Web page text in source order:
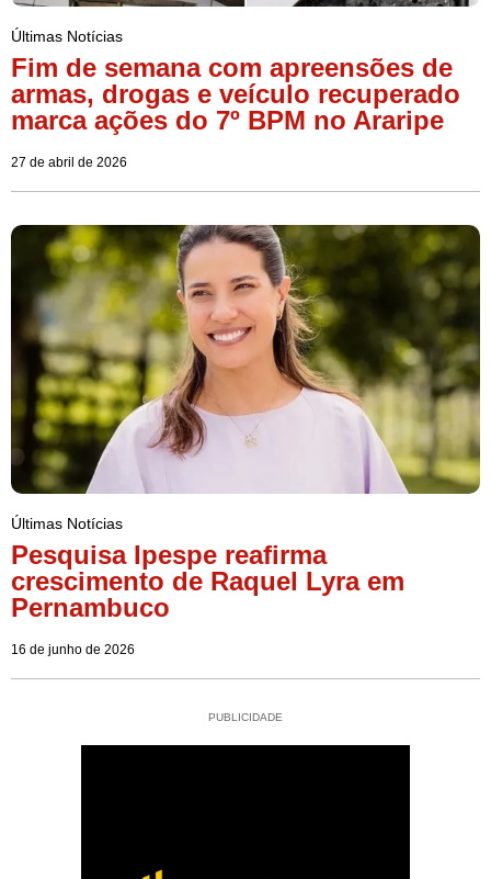
Últimas Notícias
Fim de semana com apreensões de
armas, drogas e veículo recuperado
marca ações do 7º BPM no Araripe
27 de abril de 2026
Últimas Notícias
Pesquisa Ipespe reafirma
crescimento de Raquel Lyra em
Pernambuco
16 de junho de 2026
PUBLICIDADE